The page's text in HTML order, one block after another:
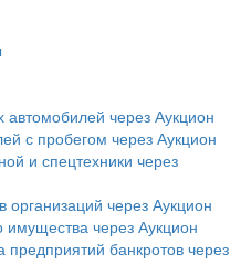
через Аукцион
с пробегом через Аукцион
и спецтехники через
организаций через Аукцион
имущества через Аукцион
банкротов через